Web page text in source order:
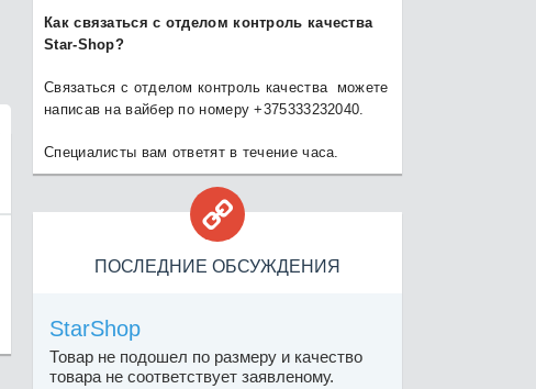
Как связаться с отделом контроль качества
Star-Shop?
Связаться с отделом контроль качества можете
написав на вайбер по номеру +375333232040.
Специалисты вам ответят в течение часа.

ПОСЛЕДНИЕ ОБСУЖДЕНИЯ
StarShop
Товар не подошел по размеру и качество
товара не соответствует заявленому.